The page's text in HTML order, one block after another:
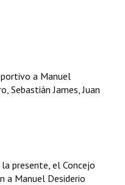
a Manuel
Sebastián James, Juan
presente, el Concejo
a Manuel Desiderio